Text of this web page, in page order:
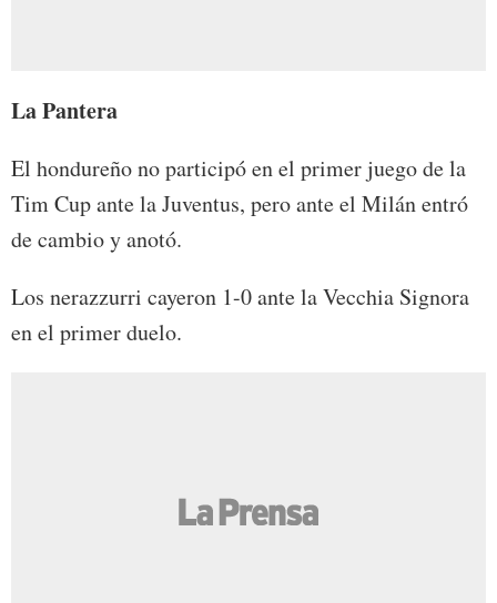
La Pantera
El hondureño no participó en el primer juego de la
Tim Cup ante la Juventus, pero ante el Milán entró
de cambio y anotó.
Los nerazzurri cayeron 1-0 ante la Vecchia Signora
en el primer duelo.